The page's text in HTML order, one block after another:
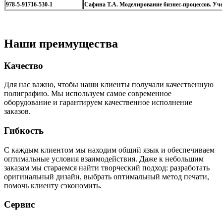
978-5-91716-530-1
Сафина Т.А. Моделирование бизнес-процессов.
Наши преимущества
Качество
Для нас важно, чтобы наши клиенты получали качественную
полиграфию. Мы используем самое современное
оборудование и гарантируем качественное исполнение
заказов.
Гибкость
С каждым клиентом мы находим общий язык и обеспечиваем
оптимальные условия взаимодействия. Даже к небольшим
заказам мы стараемся найти творческий подход: разработать
оригинальный дизайн, выбрать оптимальный метод печати,
помочь клиенту сэкономить.
Сервис